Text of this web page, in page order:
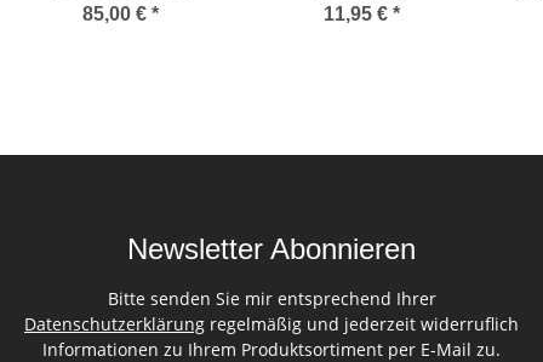
85,00 € * 11,95 € *
Newsletter Abonnieren
Bitte senden Sie mir entsprechend Ihrer
Datenschutzerklärung regelmäßig und jederzeit widerruflich
Informationen zu Ihrem Produktsortiment per E-Mail zu.